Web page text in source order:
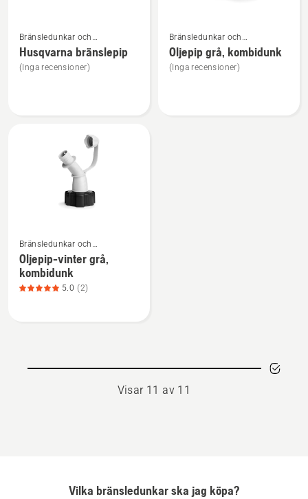
mer
information
om
Bränsledunkar och
fyllutrustning
Husqvarna bränslepip
(Inga recensioner)
mer
information
om
Bränsledunkar och
fyllutrustning
Oljepip grå, kombidunk
(Inga recensioner)
mer
information
om
Bränsledunkar och
fyllutrustning
Oljepip-vinter grå,
kombidunk
5.0 (2)
Visar 11 av 11
Vilka bränsledunkar ska jag köpa?